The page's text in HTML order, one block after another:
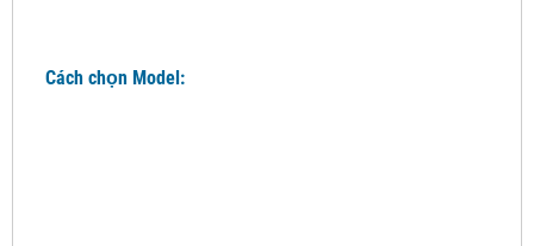
Cách chọn Model: